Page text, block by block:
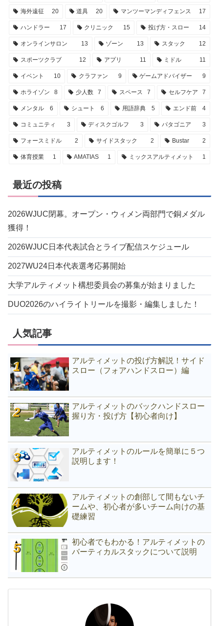
海外遠征 20 道具 20 マンツーマンディフェンス 17
ハンドラー 17 クリニック 15 投げ方・スロー 14
オンラインサロン 13 ゾーン 13 スタック 12
スポーツクラブ 12 アプリ 11 ミドル 11
イベント 10 クラファン 9 ゲームアドバイザー 9
ホライゾン 8 少人数 7 スペース 7 セルフケア 7
メンタル 6 シュート 6 用語辞典 5 エンド前 4
コミュニティ 3 ディスクゴルフ 3 パタゴニア 3
フォースミドル 2 サイドスタック 2 Bustar 2
体育授業 1 AMATIAS 1 ミックスアルティメット 1
最近の投稿
2026WJUC閉幕。オープン・ウィメン両部門で銅メダル
獲得！
2026WJUC日本代表試合とライブ配信スケジュール
2027WU24日本代表選考応募開始
大学アルティメット構想委員会の募集が始まりました
DUO2026のハイライトリールを撮影・編集しました！
人気記事
アルティメットの投げ方解説！サイド
スロー（フォアハンドスロー）編
アルティメットのバックハンドスロー
握り方・投げ方【初心者向け】
アルティメットのルールを簡単に５つ
説明します！
アルティメットの創部して間もないチ
ームや、初心者が多いチーム向けの基
礎練習
初心者でもわかる！アルティメットの
バーティカルスタックについて説明